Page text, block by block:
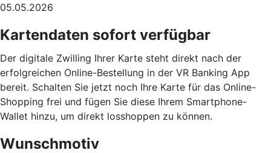
05.05.2026
Kartendaten sofort verfügbar
Der digitale Zwilling Ihrer Karte steht direkt nach der
erfolgreichen Online-Bestellung in der VR Banking App
bereit. Schalten Sie jetzt noch Ihre Karte für das Online-
Shopping frei und fügen Sie diese Ihrem Smartphone-
Wallet hinzu, um direkt losshoppen zu können.
Wunschmotiv